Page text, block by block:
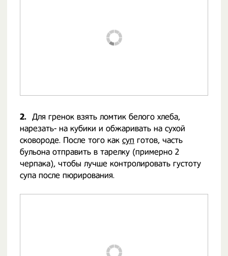
2. Для гренок взять ломтик белого хлеба,
нарезать- на кубики и обжаривать на сухой
сковороде. После того как суп готов, часть
бульона отправить в тарелку (примерно 2
черпака), чтобы лучше контролировать густоту
супа после пюрирования.